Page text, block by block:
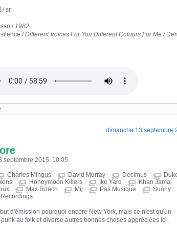
/st
/1982
/Different Voices For You Different Colours For Me /
dimanche 13 septembre
septembre 2015, 10:05
Charles Mingus David Murray Decimus
Honeymoon Killers Ike Yard
Khan Jamal
Max Roach Mij Pas Musique
Sunny
d'émission pourquoi encore New York, mais ce n'est qu'un
au folk et diverse autres bonnes choses appréciées ici .